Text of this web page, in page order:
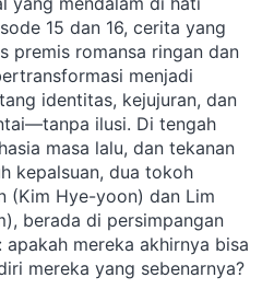
15 dan 16, cerita yang
premis romansa ringan dan
menjadi
identitas, kejujuran, dan
ilusi. Di tengah
masa lalu, dan tekanan
kepalsuan, dua tokoh
(Kim Hye-yoon) dan Lim
berada di persimpangan
mereka akhirnya bisa
mereka yang sebenarnya?